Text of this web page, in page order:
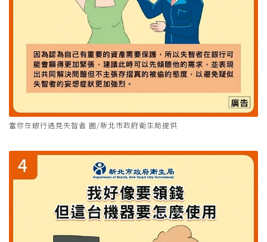
當你在銀行遇見失智者 圖/新北市政府衛生局提供